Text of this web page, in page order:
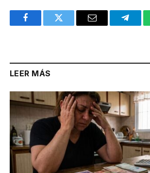
FacebookTwitter Email
LEER MÁS